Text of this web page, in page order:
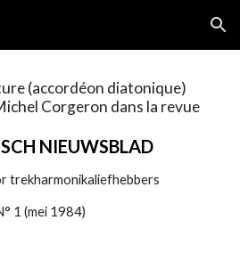
Skip to navigation
(accordéon diatonique)
Corgeron dans la revue
NIEUWSBLAD
trekharmonikaliefhebbers
1 (mei 1984)